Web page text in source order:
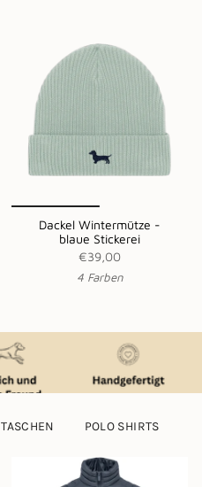
Dackel Wintermütze -
blaue Stickerei
€39,00
4 Farben
TASCHEN POLO SHIRTS